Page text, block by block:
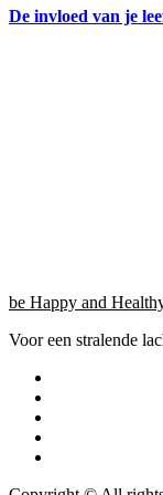
De invloed van je
be Happy and
Voor een stralende